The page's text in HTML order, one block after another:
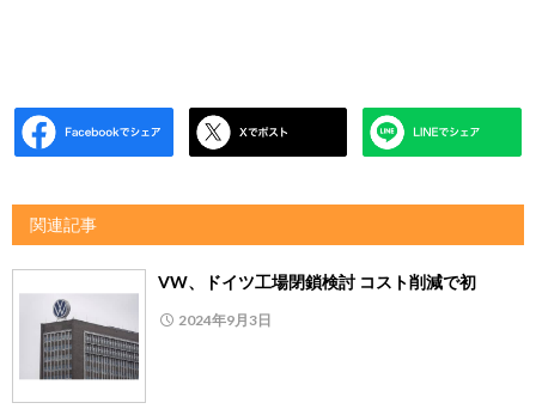
関連記事
VW、ドイツ工場閉鎖検討 コスト削減で初
2024年9月3日